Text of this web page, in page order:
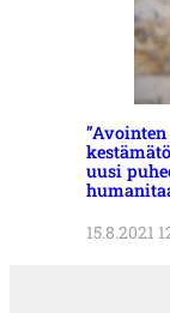
uusi
15.8.2021